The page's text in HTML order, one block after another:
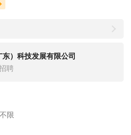
）科技发展有限公司
聘
限